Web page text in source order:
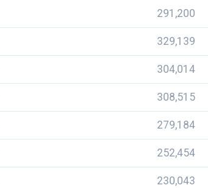
291,200
329,139
304,014
308,515
279,184
252,454
230,043